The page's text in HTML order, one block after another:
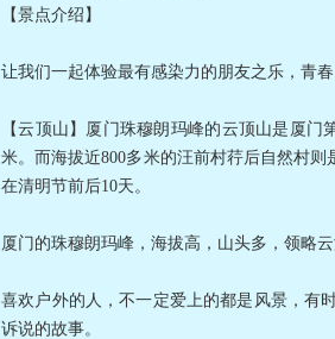
【景点介绍】
让我们一起体验最有感染力的朋友之乐，青
【云顶山】厦门珠穆朗玛峰的云顶山是厦
米。而海拔近800多米的汪前村荇后自然村
在清明节前后10天。
厦门的珠穆朗玛峰，海拔高，山头多，领略
喜欢户外的人，不一定爱上的都是风景，有
诉说的故事。